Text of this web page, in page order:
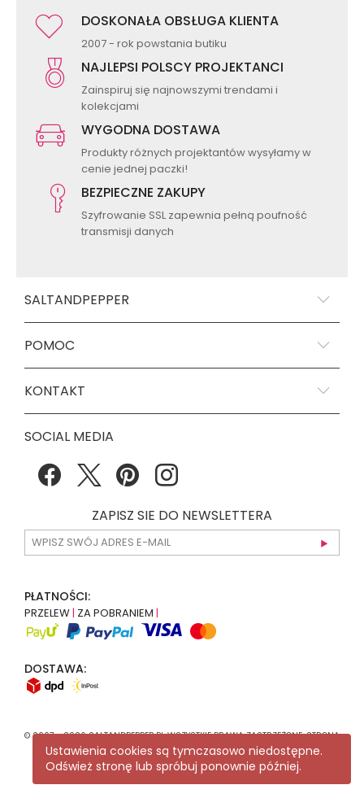
DOSKONAŁA OBSŁUGA KLIENTA
2007 - rok powstania butiku
NAJLEPSI POLSCY PROJEKTANCI
Zainspiruj się najnowszymi trendami i
kolekcjami
WYGODNA DOSTAWA
Produkty różnych projektantów wysyłamy w
cenie jednej paczki!
BEZPIECZNE ZAKUPY
Szyfrowanie SSL zapewnia pełną poufność
transmisji danych
SALTANDPEPPER
POMOC
KONTAKT
SOCIAL MEDIA
ZAPISZ SIE DO NEWSLETTERA
PŁATNOŚCI:
PRZELEW| ZA POBRANIEM |
DOSTAWA:
© 2007 - 2026 SALTANDPEPPER.PL WSZYSTKIE PRAWA ZASTRZEŻONE. STRONA
KORZYSTA Z RECAPTCHA .POLITYKA PRYWATNOŚCIGOOGLE MA
ZASTOSOWANIE.
Ustawienia cookies są tymczasowo niedostępne.
Odśwież stronę lub spróbuj ponownie później.